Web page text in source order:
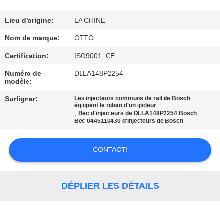
L'USINE
CONTRÔLE
DE
QUALITÉ
NOUS
CONTACTER
DEMANDEZ
Lieu d'origine: LA CHINE
Nom de marque: OTTO
Certification: ISO9001, CE
Numéro de
modèle:
DLLA148P2254
Surligner:
Les injecteurs communs de rail de Bosch
équipent le ruban d'un gicleur
,Bec d'injecteurs de DLLA148P2254 Bosch,
Bec 0445110430 d'injecteurs de Bosch
CONTACT!
DÉPLIER LES DÉTAILS